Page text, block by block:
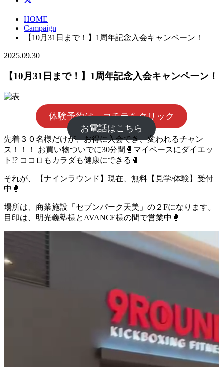
HOME
Campaign
【10月31日まで！】1周年記念入会キャンペーン！
2025.09.30
【10月31日まで！】1周年記念入会キャンペーン！
体験予約は、コチラをクリック
お電話はこちら
先着３０名様だけが、お得に入会でき、変われるチャン
ス！！！ お買い物ついでに30分間🥊マイペースにダイエッ
ト!? ココロもカラダも健康にできる🥊
それが、【ナインラウンド】現在、無料【見学/体験】受付
中🥊
場所は、商業施設「セブンパーク天美」の２Fになります。
目印は、明光義塾様とAVANCE様の間で営業中🥊